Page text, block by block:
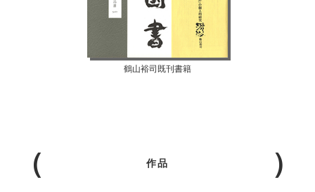
鶴山裕司既刊書籍
作品